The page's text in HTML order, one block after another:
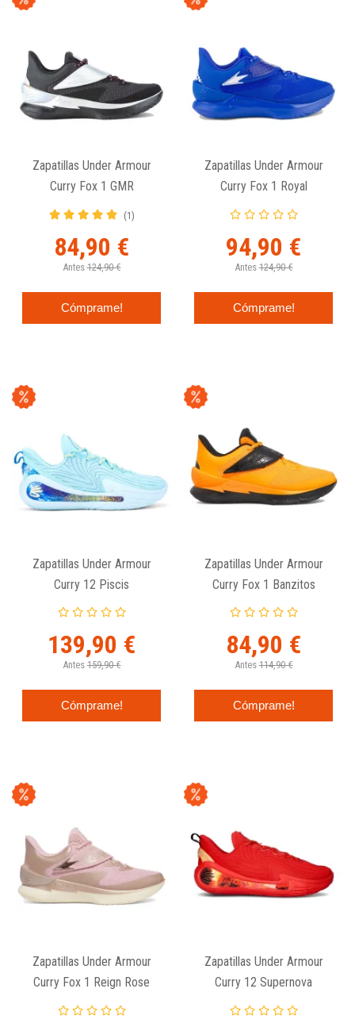
Zapatillas Under Armour
Curry Fox 1 GMR
(1)
84,90 €
Antes 124,90 €
Cómprame!
Zapatillas Under Armour
Curry Fox 1 Royal
94,90 €
Antes 124,90 €
Cómprame!
Zapatillas Under Armour
Curry 12 Piscis
139,90 €
Antes 159,90 €
Cómprame!
Zapatillas Under Armour
Curry Fox 1 Banzitos
84,90 €
Antes 114,90 €
Cómprame!
Zapatillas Under Armour
Curry Fox 1 Reign Rose
Zapatillas Under Armour
Curry 12 Supernova